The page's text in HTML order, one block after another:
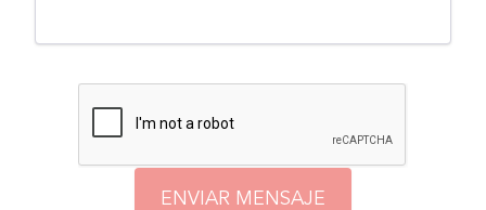
ENVIAR MENSAJE